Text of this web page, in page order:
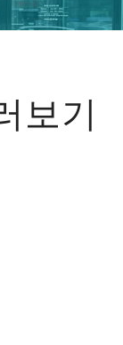
보기